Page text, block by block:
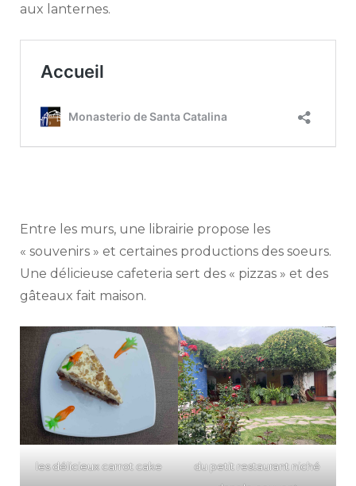
aux lanternes.
Entre les murs, une librairie propose les
« souvenirs » et certaines productions des soeurs.
Une délicieuse cafeteria sert des « pizzas » et des
gâteaux fait maison.
les délicieux carrot cake
du petit restaurant niché